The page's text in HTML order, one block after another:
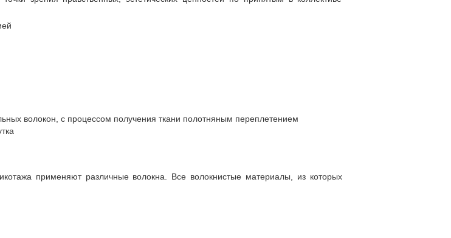
волокон, с процессом получения ткани полотняным переплетением
применяют различные волокна. Все волокнистые материалы, из которых